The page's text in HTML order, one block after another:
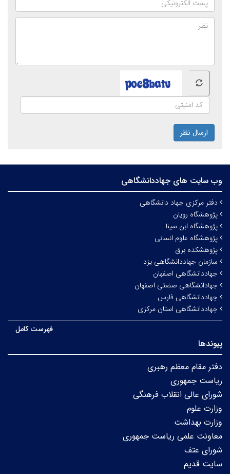
ارسال نظر
وب سایت های جهاددانشگاهی
دفتر مرکزی جهاد دانشگاهی
پژوهشگاه رویان
پژوهشگاه ابن سینا
پژوهشگاه علوم انسانی
پژوهشکده برق
سازمان جهاددانشگاهی یزد
جهاددانشگاهی اصفهان
جهادانشگاهی صنعتی اصفهان
جهاددانشگاهی فارس
جهاددانشگاهی استان مرکزی
فهرست کامل
پیوندها
دفتر مقام معظم رهبری
ریاست جمهوری
شورای عالی انقلاب فرهنگی
وزارت علوم
وزارت بهداشت
معاونت علمی ریاست جمهوری
شورای عتف
سایت قدیم